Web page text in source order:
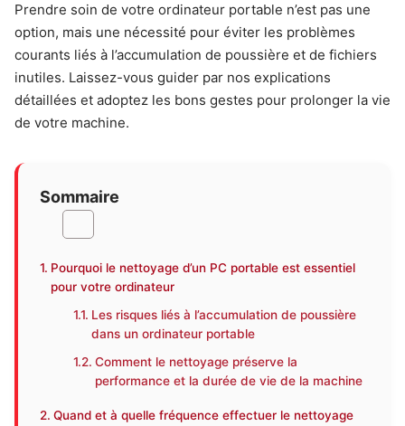
Prendre soin de votre ordinateur portable n’est pas une
option, mais une nécessité pour éviter les problèmes
courants liés à l’accumulation de poussière et de fichiers
inutiles. Laissez-vous guider par nos explications
détaillées et adoptez les bons gestes pour prolonger la vie
de votre machine.
Sommaire
Pourquoi le nettoyage d’un PC portable est essentiel
pour votre ordinateur
Les risques liés à l’accumulation de poussière
dans un ordinateur portable
Comment le nettoyage préserve la
performance et la durée de vie de la machine
Quand et à quelle fréquence effectuer le nettoyage